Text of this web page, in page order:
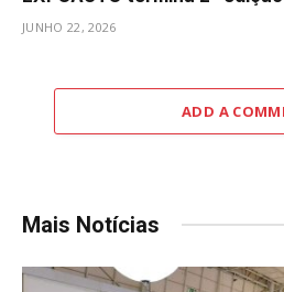
JUNHO 22, 2026
ADD A
Mais Notícias